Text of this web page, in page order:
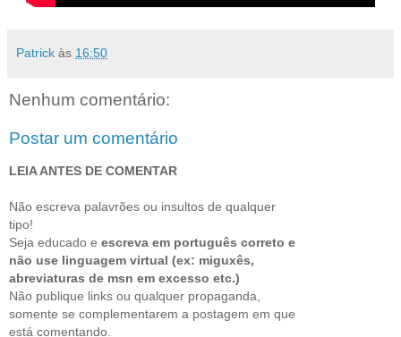
Patrick às 16:50
Nenhum comentário:
Postar um comentário
LEIA ANTES DE COMENTAR
Não escreva palavrões ou insultos de qualquer
tipo!
Seja educado e escreva em português correto e
não use linguagem virtual (ex: miguxês,
abreviaturas de msn em excesso etc.)
Não publique links ou qualquer propaganda,
somente se complementarem a postagem em que
está comentando.